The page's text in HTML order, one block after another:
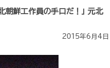
朝鮮工作員の手口だ！」 元北
2015年6月4日